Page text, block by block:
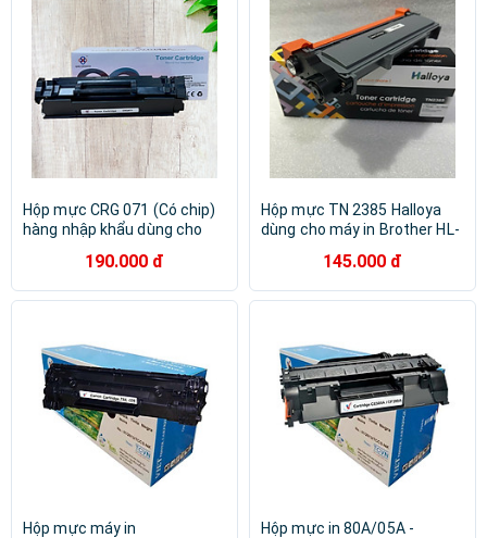
Hộp mực CRG 071 (Có chip)
hàng nhập khẩu dùng cho
122dw / MF272dw /
MF275dw - Cartridge
190.000 đ
Hộp mực TN 2385 Halloya
dùng cho máy in Brother HL-
2366DW, MFC-L2701D, MFC-
L2701DW, DPC L2520D Hàng
145.000 đ
Hộp mực máy in
Hộp mực in 80A/05A -